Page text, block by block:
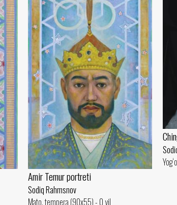
Amir Temur portreti
Sodiq Rahmsnov
Mato, tempera (90x55) - 0 yil